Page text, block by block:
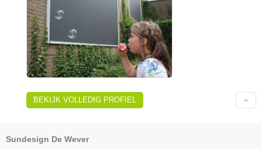
BEKIJK VOLLEDIG PROFIEL
Sundesign De Wever